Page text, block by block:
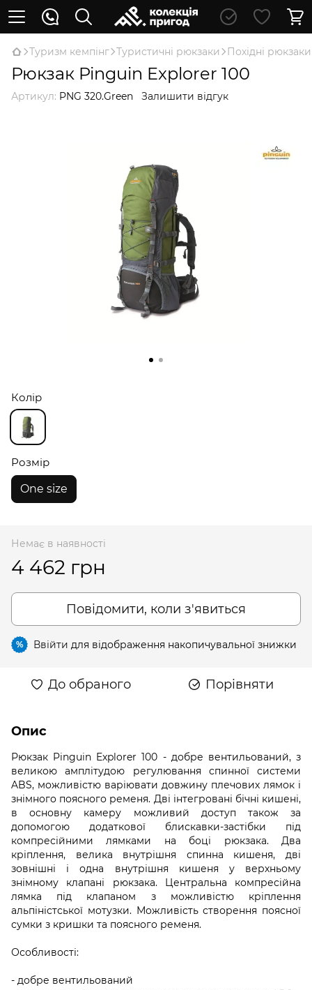
Туризм кемпінг Туристичні рюкзаки Похідні рюкзаки
Рюкзак Pinguin Explorer 100
Артикул: PNG 320.Green Залишити відгук
Колір
Розмір
One size
Немає в наявності
4 462 грн
Повідомити, коли з'явиться
% Ввійти для відображення накопичувальної знижки
До обраного Порівняти
Опис
Рюкзак Pinguin Explorer 100 - добре вентильований, з
великою амплітудою регулювання спинної системи
ABS, можливістю варіювати довжину плечових лямок і
знімного поясного ременя. Дві інтегровані бічні кишені,
в основну камеру можливий доступ також за
допомогою додаткової блискавки-застібки під
компресійними лямками на боці рюкзака. Два
кріплення, велика внутрішня спинна кишеня, дві
зовнішні і одна внутрішня кишеня у верхньому
знімному клапані рюкзака. Центральна компресійна
лямка під клапаном з можливістю кріплення
альпіністської мотузки. Можливість створення поясної
сумки з кришки та поясного ременя.
Особливості:
- добре вентильований